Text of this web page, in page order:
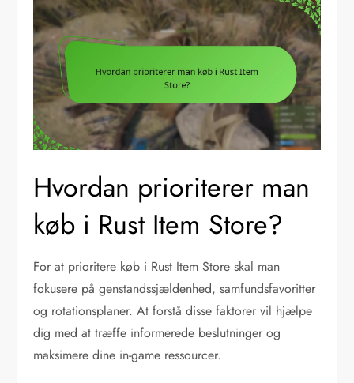
Hvordan prioriterer man
køb i Rust Item Store?
For at prioritere køb i Rust Item Store skal man
fokusere på genstandssjældenhed, samfundsfavoritter
og rotationsplaner. At forstå disse faktorer vil hjælpe
dig med at træffe informerede beslutninger og
maksimere dine in-game ressourcer.